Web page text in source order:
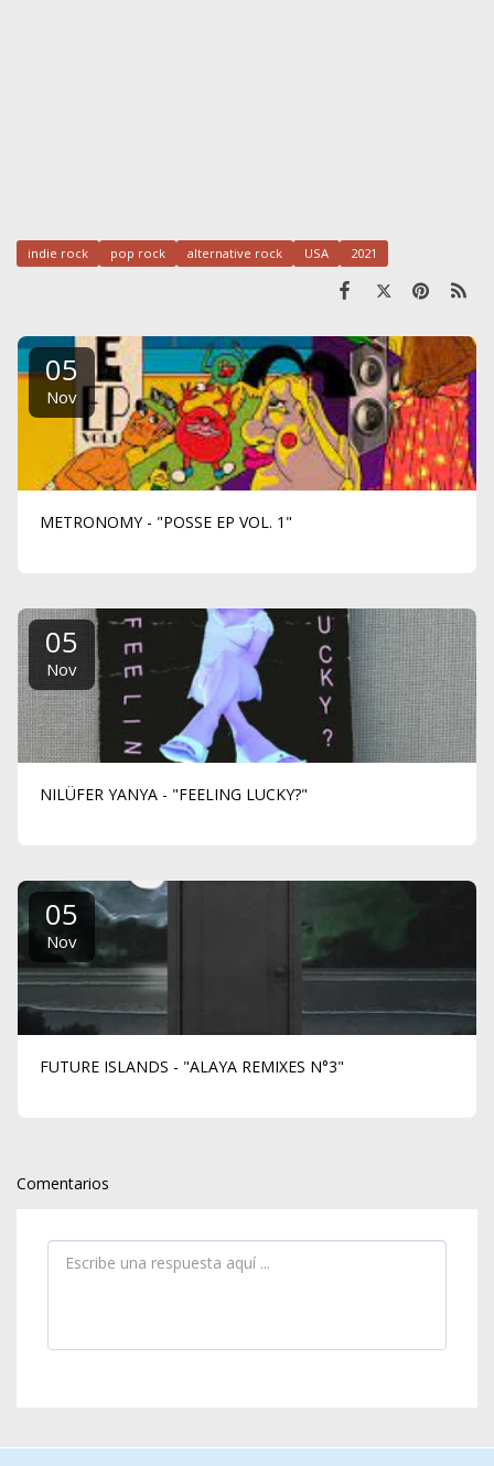
indie rock pop rock alternative rock USA 2021
05
Nov
METRONOMY - "POSSE EP VOL. 1"
05
Nov
NILÜFER YANYA - "FEELING LUCKY?"
05
Nov
FUTURE ISLANDS - "ALAYA REMIXES N°3"
Comentarios